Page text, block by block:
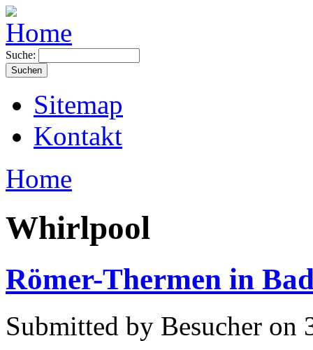
Suche:
Sitemap
Kontakt
Home
Whirlpool
Römer-Thermen in
Submitted by Besucher on